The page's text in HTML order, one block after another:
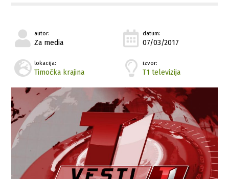
autor:
Za media
datum:
07/03/2017
lokacija:
Timočka krajina
izvor:
T1 televizija